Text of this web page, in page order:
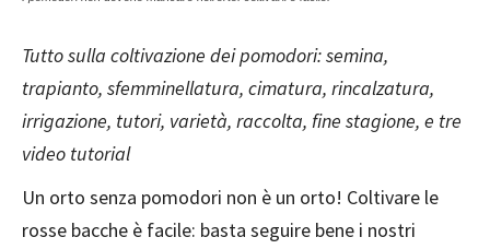
Tutto sulla coltivazione dei pomodori: semina,
trapianto, sfemminellatura, cimatura, rincalzatura,
irrigazione, tutori, varietà, raccolta, fine stagione, e tre
video tutorial
Un orto senza pomodori non è un orto! Coltivare le
rosse bacche è facile: basta seguire bene i nostri